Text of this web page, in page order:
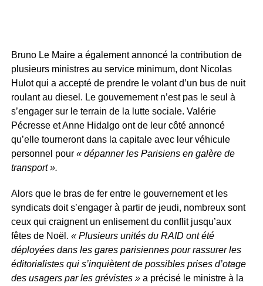
Bruno Le Maire a également annoncé la contribution de
plusieurs ministres au service minimum, dont Nicolas
Hulot qui a accepté de prendre le volant d’un bus de nuit
roulant au diesel. Le gouvernement n’est pas le seul à
s’engager sur le terrain de la lutte sociale. Valérie
Pécresse et Anne Hidalgo ont de leur côté annoncé
qu’elle tourneront dans la capitale avec leur véhicule
personnel pour « dépanner les Parisiens en galère de
transport ».
Alors que le bras de fer entre le gouvernement et les
syndicats doit s’engager à partir de jeudi, nombreux sont
ceux qui craignent un enlisement du conflit jusqu’aux
fêtes de Noël. « Plusieurs unités du RAID ont été
déployées dans les gares parisiennes pour rassurer les
éditorialistes qui s’inquiètent de possibles prises d’otage
des usagers par les grévistes »a précisé le ministre à la